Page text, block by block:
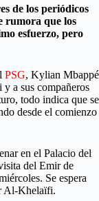
de los periódicos
rumora que los
esfuerzo, pero
PSG, Kylian Mbappé
a sus compañeros
todo indica que se
desde el comienzo
en el Palacio del
del Emir de
Se espera
Al-Khelaïfi.